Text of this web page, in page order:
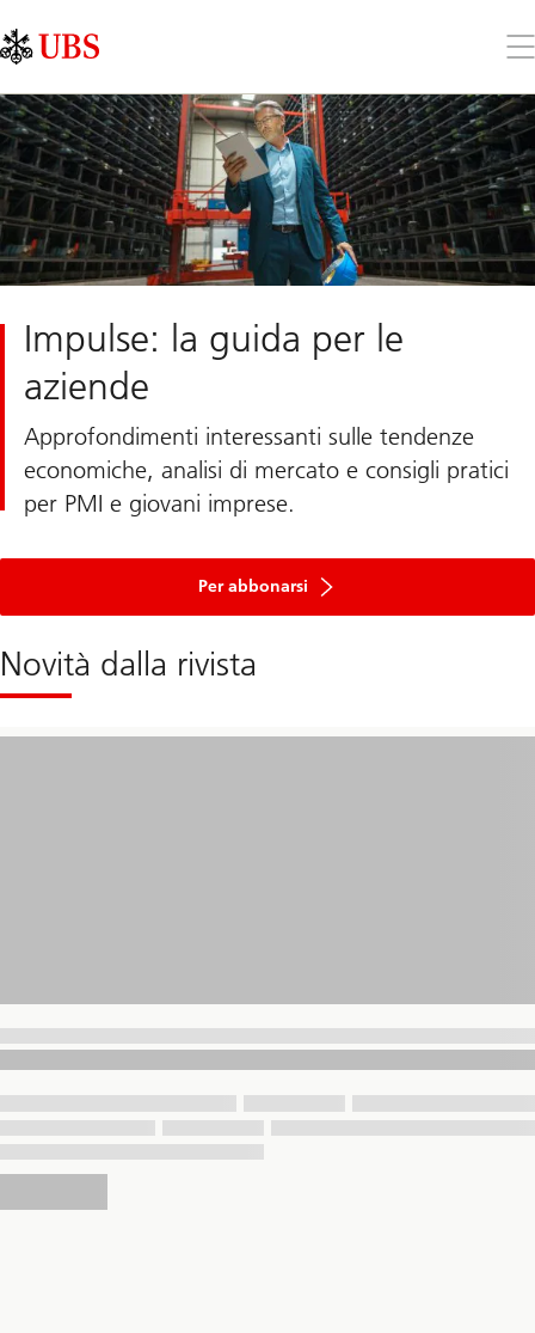
Links
Area
il
Impulse: la guida per le
aziende
Approfondimenti interessanti sulle tendenze
economiche, analisi di mercato e consigli pratici
per PMI e giovani imprese.
Per abbonarsi
Novità dalla rivista